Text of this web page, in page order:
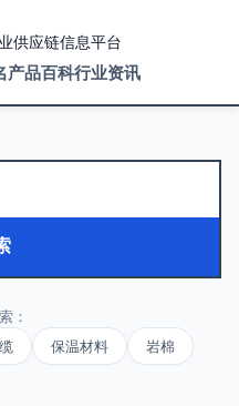
供应链信息平台
产品百科行业资讯
：
保温材料 岩棉